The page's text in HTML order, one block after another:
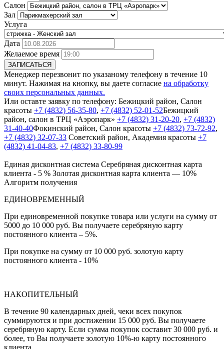
Салон
Зал
Услуга
Дата
Желаемое время
ЗАПИСАТЬСЯ
Менеджер перезвонит по указаному телефону в течение 10
минут. Нажимая на кнопку, вы даете согласие на обработку
своих персональных данных.
Или оставте заявку по телефону: Бежицкий район, Салон
красоты +7 (4832) 56-35-80, +7 (4832) 52-01-52Бежицкий
район, салон в ТРЦ «Аэропарк» +7 (4832) 31-20-20, +7 (4832)
31-40-40Фокинский район, Салон красоты +7 (4832) 73-72-92,
+7 (4832) 32-07-33 Cоветский район, Академия красоты +7
(4832) 41-04-83, +7 (4832) 33-80-99
Единая дисконтная система Серебряная дисконтная карта
клиента - 5 % Золотая дисконтная карта клиента — 10%
Алгоритм получения
ЕДИНОВРЕМЕННЫЙ
При единовременной покупке товара или услуги на сумму от
5000 до 10 000 руб. Вы получаете серебряную карту
постоянного клиента – 5%.
При покупке на сумму от 10 000 руб. золотую карту
постоянного клиента - 10%
НАКОПИТЕЛЬНЫЙ
В течение 90 календарных дней, чеки всех покупок
суммируются и при достижении 15 000 руб. Вы получаете
серебряную карту. Если сумма покупок составит 30 000 руб. и
более, то Вы получаете золотую 10%-ю карту постоянного
клиента.